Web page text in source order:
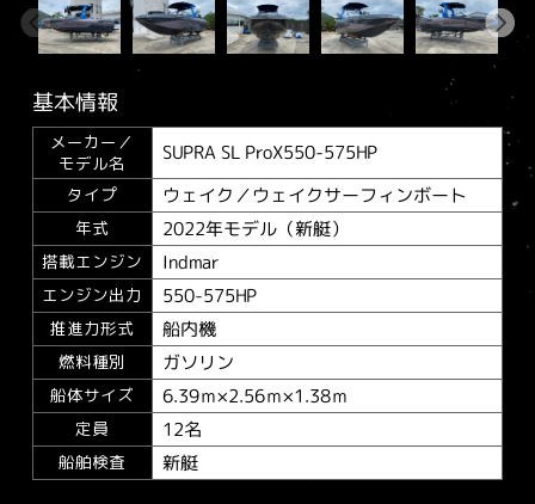
基本情報
メーカー／
モデル名
SUPRA SL ProX550-575HP
タイプ ウェイク／ウェイクサーフィンボート
年式 2022年モデル（新艇）
搭載エンジン Indmar
エンジン出力 550-575HP
推進力形式 船内機
燃料種別 ガソリン
船体サイズ 6.39ｍ×2.56ｍ×1.38ｍ
定員 12名
船舶検査 新艇